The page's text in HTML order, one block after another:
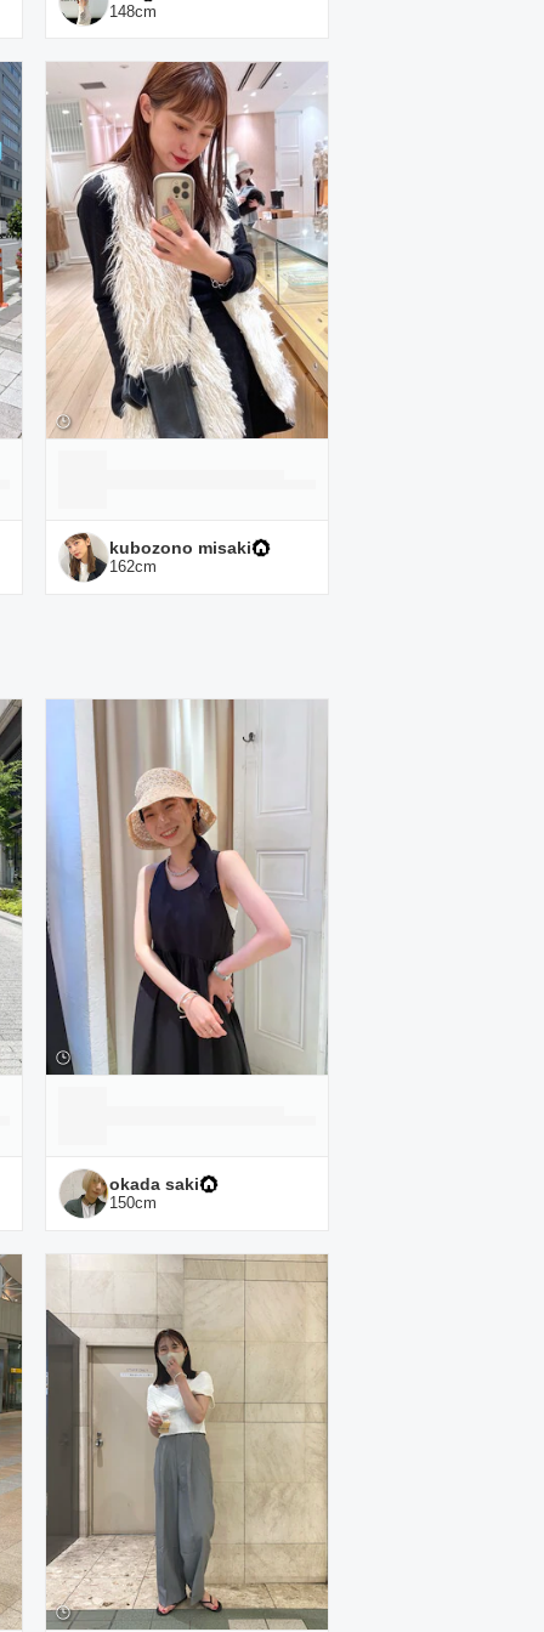
148cm
kubozono misaki
162cm
okada saki
150cm